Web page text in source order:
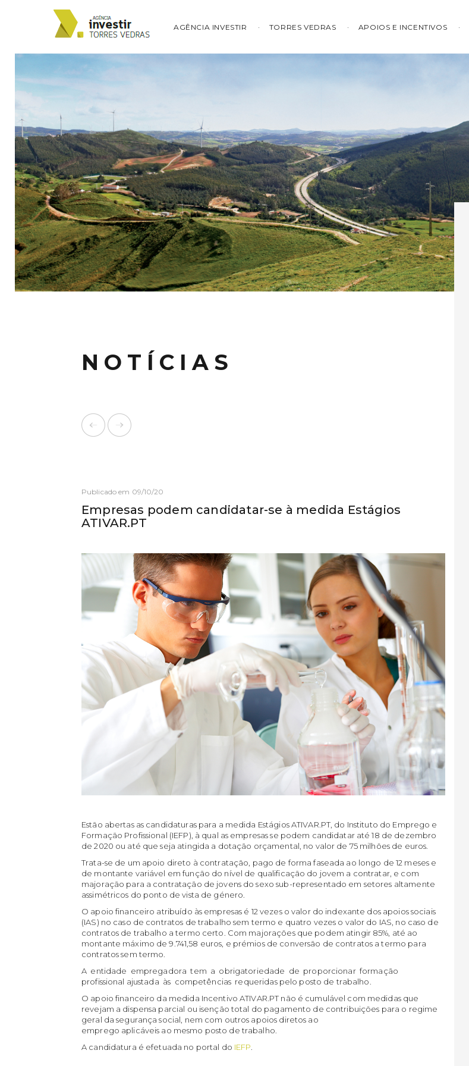
AGÊNCIA INVESTIR TORRES VEDRAS APOIOS E INCENTIVOS
NOTÍCIAS
Publicado em 09/10/20
Empresas podem candidatar-se à medida Estágios
ATIVAR.PT
Estão abertas as candidaturas para a medida Estágios ATIVAR.PT, do Instituto do Emprego e
Formação Profissional (IEFP), à qual as empresas se podem candidatar até 18 de dezembro
de 2020 ou até que seja atingida a dotação orçamental, no valor de 75 milhões de euros.
Trata-se de um apoio direto à contratação, pago de forma faseada ao longo de 12 meses e
de montante variável em função do nível de qualificação do jovem a contratar, e com
majoração para a contratação de jovens do sexo sub-representado em setores altamente
assimétricos do ponto de vista de género.
O apoio financeiro atribuído às empresas é 12 vezes o valor do indexante dos apoios sociais
(IAS) no caso de contratos de trabalho sem termo e quatro vezes o valor do IAS, no caso de
contratos de trabalho a termo certo. Com majorações que podem atingir 85%, até ao
montante máximo de 9.741,58 euros, e prémios de conversão de contratos a termo para
contratos sem termo.
A entidade empregadora tem a obrigatoriedade de proporcionar formação
profissional ajustada às competências requeridas pelo posto de trabalho.
O apoio financeiro da medida Incentivo ATIVAR.PT não é cumulável com medidas que
revejam a dispensa parcial ou isenção total do pagamento de contribuições para o regime
geral da segurança social, nem com outros apoios diretos ao
emprego aplicáveis ao mesmo posto de trabalho.
A candidatura é efetuada no portal do IEFP